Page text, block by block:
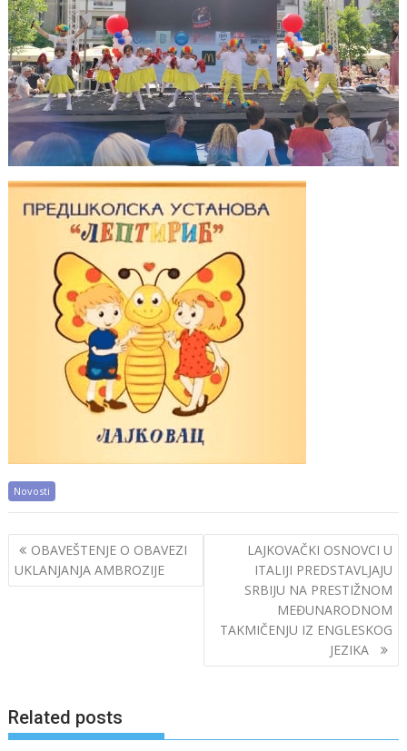
Novosti
Post
navigation
OBAVEŠTENJE O OBAVEZI
UKLANJANJA AMBROZIJE
LAJKOVAČKI OSNOVCI U
ITALIJI PREDSTAVLJAJU
SRBIJU NA PRESTIŽNOM
MEĐUNARODNOM
TAKMIČENJU IZ ENGLESKOG
JEZIKA
Related posts